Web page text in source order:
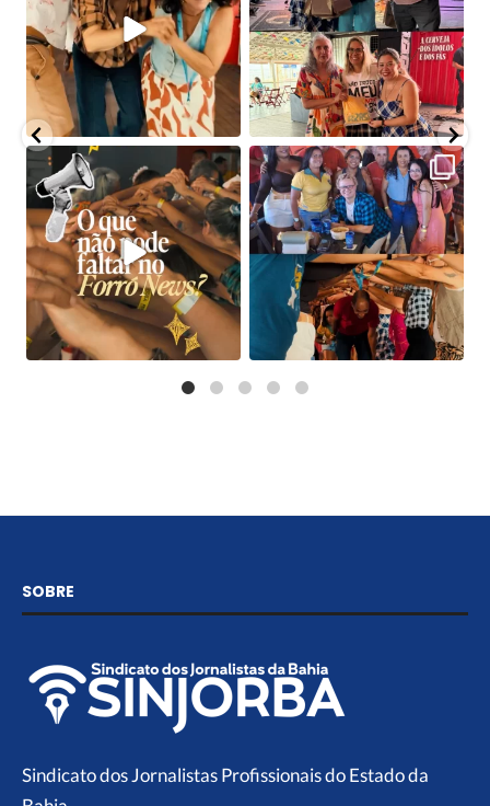
SOBRE
Sindicato dos Jornalistas Profissionais do Estado da